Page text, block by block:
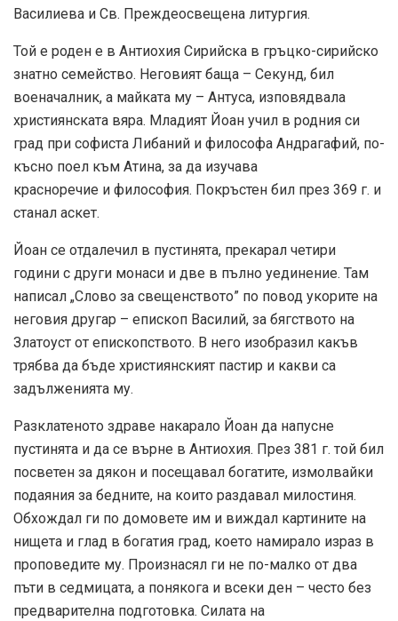
Василиева и Св. Преждеосвещена литургия.
Той е роден е в Антиохия Сирийска в гръцко-сирийско
знатно семейство. Неговият баща – Секунд, бил
военачалник, а майката му – Антуса, изповядвала
християнската вяра. Младият Йоан учил в родния си
град при софиста Либаний и философа Андрагафий, по-
късно поел към Атина, за да изучава
красноречие и философия. Покръстен бил през 369 г. и
станал аскет.
Йоан се отдалечил в пустинята, прекарал четири
години с други монаси и две в пълно уединение. Там
написал „Слово за свещенството” по повод укорите на
неговия другар – епископ Василий, за бягството на
Златоуст от епископството. В него изобразил какъв
трябва да бъде християнският пастир и какви са
задълженията му.
Разклатеното здраве накарало Йоан да напусне
пустинята и да се върне в Антиохия. През 381 г. той бил
посветен за дякон и посещавал богатите, измолвайки
подаяния за бедните, на които раздавал милостиня.
Обхождал ги по домовете им и виждал картините на
нищета и глад в богатия град, което намирало израз в
проповедите му. Произнасял ги не по-малко от два
пъти в седмицата, а понякога и всеки ден – често без
предварителна подготовка. Силата на